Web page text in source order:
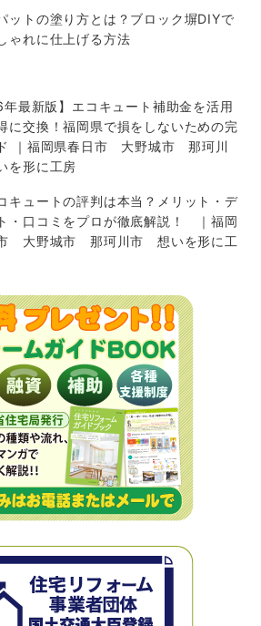
ットの塗り方とは？ブロック塀DIYで
ゃれに仕上げる方法
年最新版】エコキュート補助金を活用
に交換！福岡県で損をしないための完
｜福岡県春日市 大野城市 那珂川
形に工房
キュートの評判は本当？メリット・デ
・口コミをプロが徹底解説！ ｜福岡
大野城市 那珂川市 想いを形に工